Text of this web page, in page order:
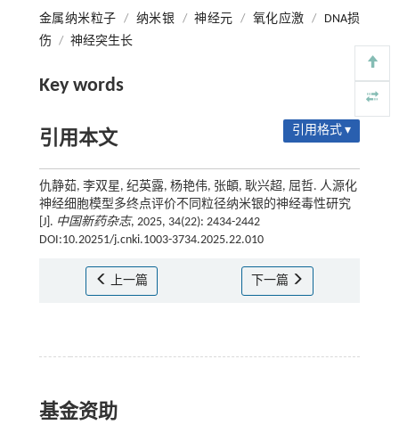
金属纳米粒子 / 纳米银 / 神经元 / 氧化应激 /
DNA损
伤 / 神经突生长
Key words
引用本文 引用格式 ▾
仇静茹, 李双星, 纪英露, 杨艳伟, 张頔, 耿兴超, 屈哲. 人源化
神经细胞模型多终点评价不同粒径纳米银的神经毒性研究
[J]. 中国新药杂志, 2025, 34(22): 2434-2442
DOI:10.20251/j.cnki.1003-3734.2025.22.010
上一篇 下一篇
基金资助